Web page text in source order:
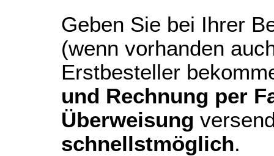
Geben Sie bei Ihrer
(wenn vorhanden
Erstbesteller
und Rechnung per
Überweisung
schnellstmöglich.